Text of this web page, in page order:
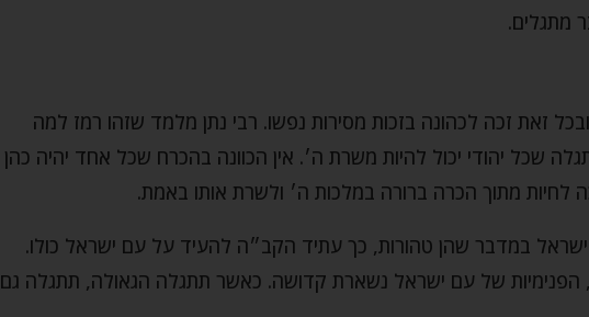
מתגלים.
זאת זכה לכהונה בזכות מסירות נפשו. רבי נתן מלמד שזהו רמז למה
שכל יהודי יכול להיות משרת ה׳. אין הכוונה בהכרח שכל אחד יהיה כהן
לחיות מתוך הכרה ברורה במלכות ה׳ ולשרת אותו באמת.
במדבר שהן טהורות, כך עתיד הקב״ה להעיד על עם ישראל כולו.
הפנימיות של עם ישראל נשארת קדושה. כאשר תתגלה הגאולה, תתגלה גם